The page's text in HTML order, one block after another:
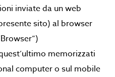
inviate da un web
sito) al browser
memorizzati
computer o sul mobile